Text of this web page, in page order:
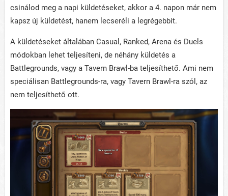
csinálod meg a napi küldetéseket, akkor a 4. napon már nem
kapsz új küldetést, hanem lecseréli a legrégebbit.
A küldetéseket általában Casual, Ranked, Arena és Duels
módokban lehet teljesíteni, de néhány küldetés a
Battlegrounds, vagy a Tavern Brawl-ba teljesíthető. Ami nem
speciálisan Battlegrounds-ra, vagy Tavern Brawl-ra szól, az
nem teljesíthető ott.